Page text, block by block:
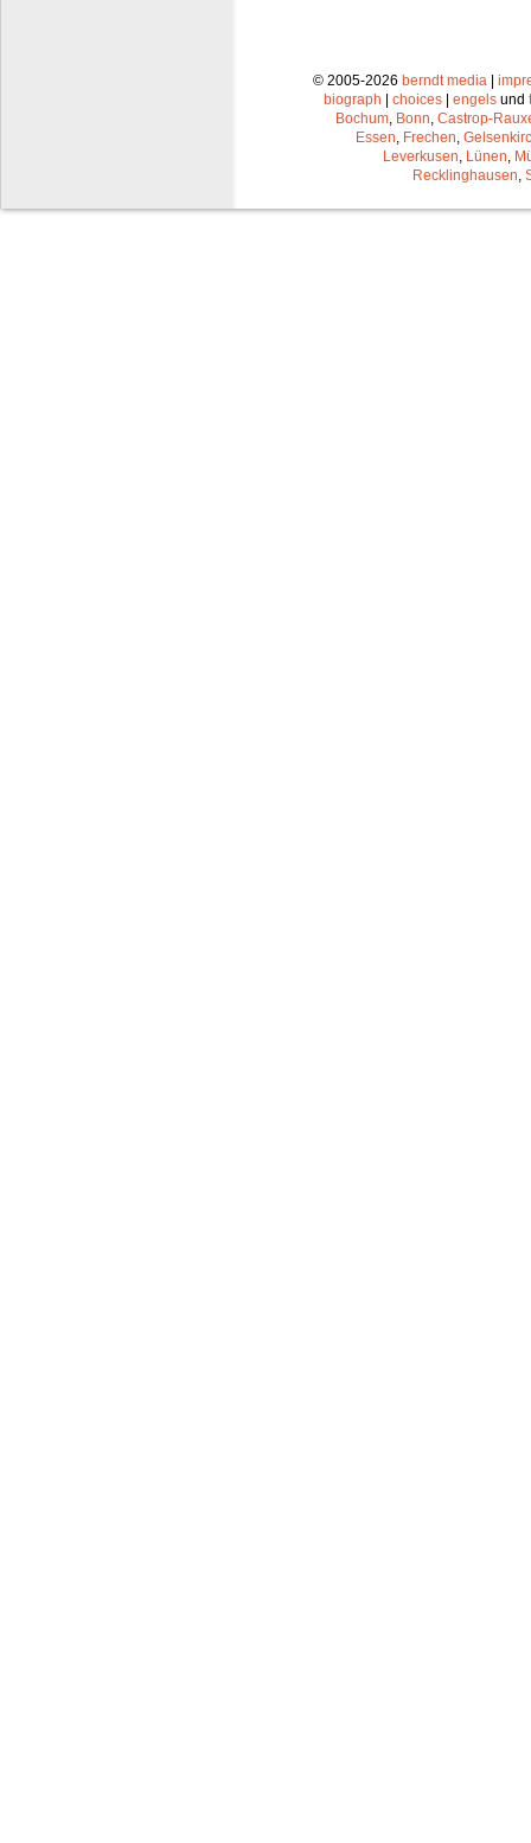
© 2005-2026 berndt media |
biograph | choices | engels und
Bochum Bonn Castrop-
Essen Frechen
Leverkusen Lünen
Recklinghausen